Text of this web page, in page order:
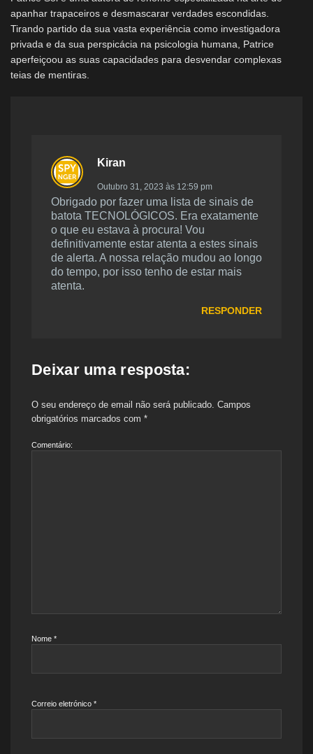
apanhar trapaceiros e desmascarar verdades escondidas.
Tirando partido da sua vasta experiência como investigadora
privada e da sua perspicácia na psicologia humana, Patrice
aperfeiçoou as suas capacidades para desvendar complexas
teias de mentiras.
Kiran
Outubro 31, 2023 às 12:59 pm
Obrigado por fazer uma lista de sinais de
batota TECNOLÓGICOS. Era exatamente
o que eu estava à procura! Vou
definitivamente estar atenta a estes sinais
de alerta. A nossa relação mudou ao longo
do tempo, por isso tenho de estar mais
atenta.
RESPONDER
Deixar uma resposta:
O seu endereço de email não será publicado. Campos
obrigatórios marcados com *
Comentário:
Nome *
Correio eletrónico *